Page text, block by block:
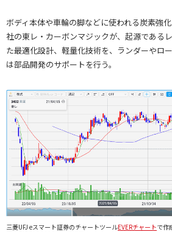
ボディ本体や車輪の脚などに使われる炭素強
社の東レ・カーボンマジックが、起源である
た最適化設計、軽量化技術を、ランダーやロ
は部品開発のサポートを行う。
三菱UFJ eスマート証券のチャートツールEVERチャートで作